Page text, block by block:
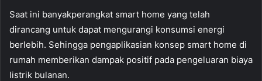
Saat ini banyakperangkat smart home yang telah
dirancang untuk dapat mengurangi konsumsi energi
berlebih. Sehingga pengaplikasian konsep smart home di
rumah memberikan dampak positif pada pengeluaran biaya
listrik bulanan.